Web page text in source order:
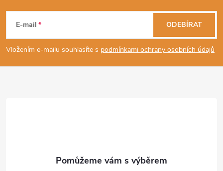
p
a
E-mail
Vložením e-mailu souhlasíte s podmínkami ochrany osobních údajů
ODEBÍRAT